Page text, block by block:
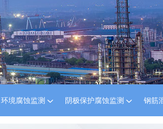
环境腐蚀监测 阴极保护腐蚀监测 钢筋